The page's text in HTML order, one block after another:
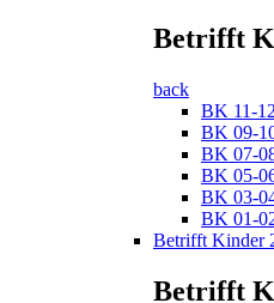
Betrifft
back
BK 11-
BK 09-
BK 07-
BK 05-
BK 03-
BK 01-
Betrifft Kinder
Betrifft